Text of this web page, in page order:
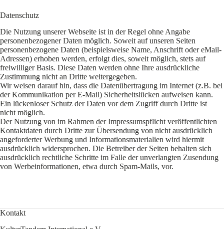
Datenschutz
Die Nutzung unserer Webseite ist in der Regel ohne Angabe
personenbezogener Daten möglich. Soweit auf unseren Seiten
personenbezogene Daten (beispielsweise Name, Anschrift oder eMail-
Adressen) erhoben werden, erfolgt dies, soweit möglich, stets auf
freiwilliger Basis. Diese Daten werden ohne Ihre ausdrückliche
Zustimmung nicht an Dritte weitergegeben.
Wir weisen darauf hin, dass die Datenübertragung im Internet (z.B. bei
der Kommunikation per E-Mail) Sicherheitslücken aufweisen kann.
Ein lückenloser Schutz der Daten vor dem Zugriff durch Dritte ist
nicht möglich.
Der Nutzung von im Rahmen der Impressumspflicht veröffentlichten
Kontaktdaten durch Dritte zur Übersendung von nicht ausdrücklich
angeforderter Werbung und Informationsmaterialien wird hiermit
ausdrücklich widersprochen. Die Betreiber der Seiten behalten sich
ausdrücklich rechtliche Schritte im Falle der unverlangten Zusendung
von Werbeinformationen, etwa durch Spam-Mails, vor.
Kontakt